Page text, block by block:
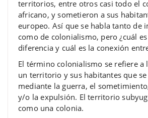
territorios, entre otros casi todo el
africano, y sometieron a sus
europeo. Así que se habla tanto de
como de colonialismo, pero ¿cuál
diferencia y cuál es la conexión
El término colonialismo se refiere a
un territorio y sus habitantes que
mediante la guerra, el
y/o la expulsión. El territorio
como una colonia.